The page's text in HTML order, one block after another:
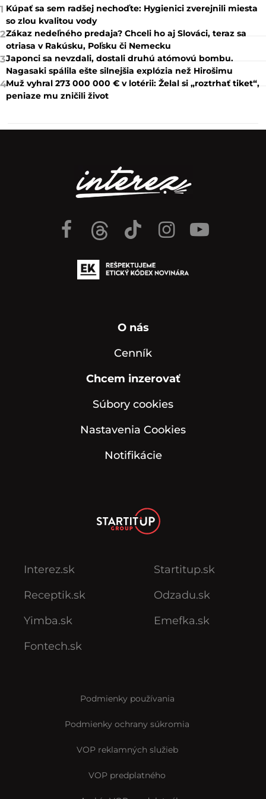
1 Kúpať sa sem radšej nechoďte: Hygienici zverejnili miesta
so zlou kvalitou vody
2Zákaz nedeľného predaja? Chceli ho aj Slováci, teraz sa
otriasa v Rakúsku, Poľsku či Nemecku
3Japonci sa nevzdali, dostali druhú atómovú bombu.
Nagasaki spálila ešte silnejšia explózia než Hirošimu
4Muž vyhral 273 000 000 € v lotérii: Želal si „roztrhať tiket“,
peniaze mu zničili život
O nás
Cenník
Chcem inzerovať
Súbory cookies
Nastavenia Cookies
Notifikácie
Interez.sk
Receptik.sk
Yimba.sk
Fontech.sk
Startitup.sk
Odzadu.sk
Emefka.sk
Podmienky používania
Podmienky ochrany súkromia
VOP reklamných služieb
VOP predplatného